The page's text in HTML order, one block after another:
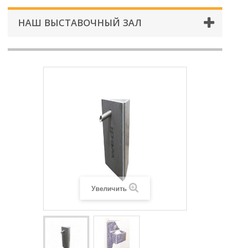
НАШ ВЫСТАВОЧНЫЙ ЗАЛ
Увеличить